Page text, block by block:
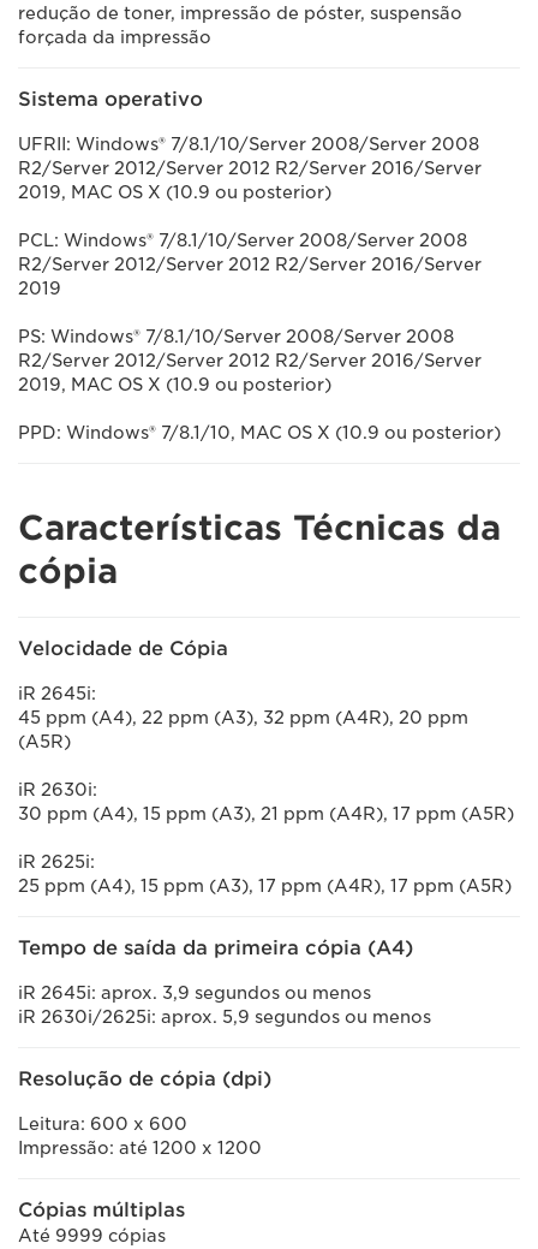
redução de toner, impressão de póster, suspensão
forçada da impressão
Sistema operativo
UFRII: Windows® 7/8.1/10/Server 2008/Server 2008
R2/Server 2012/Server 2012 R2/Server 2016/Server
2019, MAC OS X (10.9 ou posterior)
PCL: Windows® 7/8.1/10/Server 2008/Server 2008
R2/Server 2012/Server 2012 R2/Server 2016/Server
2019
PS: Windows® 7/8.1/10/Server 2008/Server 2008
R2/Server 2012/Server 2012 R2/Server 2016/Server
2019, MAC OS X (10.9 ou posterior)
PPD: Windows® 7/8.1/10, MAC OS X (10.9 ou posterior)
Características Técnicas da
cópia
Velocidade de Cópia
iR 2645i:
45 ppm (A4), 22 ppm (A3), 32 ppm (A4R), 20 ppm
(A5R)
iR 2630i:
30 ppm (A4), 15 ppm (A3), 21 ppm (A4R), 17 ppm (A5R)
iR 2625i:
25 ppm (A4), 15 ppm (A3), 17 ppm (A4R), 17 ppm (A5R)
Tempo de saída da primeira cópia (A4)
iR 2645i: aprox. 3,9 segundos ou menos
iR 2630i/2625i: aprox. 5,9 segundos ou menos
Resolução de cópia (dpi)
Leitura: 600 x 600
Impressão: até 1200 x 1200
Cópias múltiplas
Até 9999 cópias